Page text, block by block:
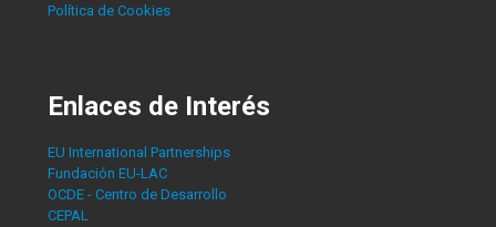
Política de Cookies
Enlaces de Interés
EU International Partnerships
Fundación EU-LAC
OCDE - Centro de Desarrollo
CEPAL